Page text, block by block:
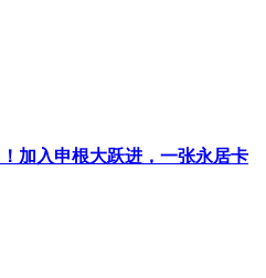
加入申根大跃进，一张永居卡